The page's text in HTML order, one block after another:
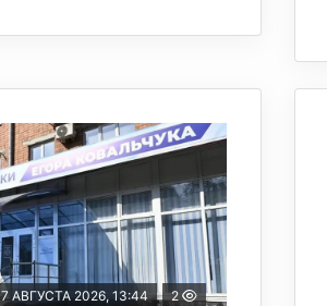
7 АВГУСТА 2026, 13:44 2